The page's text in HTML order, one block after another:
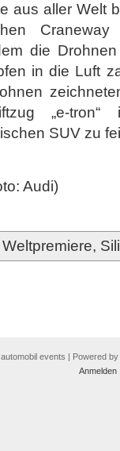
aus aller Welt
Craneway
die
in die Luft
„e-
SUV zu
Audi)
,
events | Powered by
Anmelden|